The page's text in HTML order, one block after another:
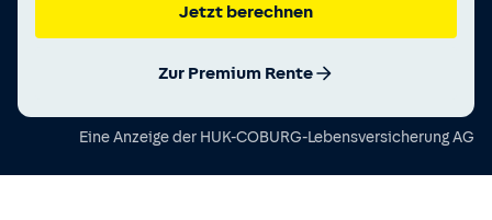
Jetzt berechnen
Zur Premium Rente
Eine Anzeige der HUK-COBURG-Lebensversicherung AG